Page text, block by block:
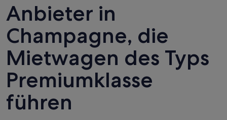
Anbieter in
Champagne, die
Mietwagen des Typs
Premiumklasse
führen